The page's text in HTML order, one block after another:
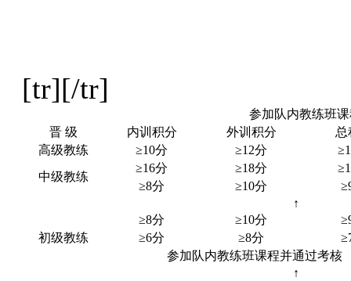
[tr][/tr]
参加队内教练班
晋 级
内训积分 外训积分
总
高级教练
≥10分 ≥12分
中级教练
≥16分 ≥18分
≥8分
≥10分
↑
初级教练
≥8分 ≥10分
≥6分
≥8分
参加队内教练班课程并通过考核
↑